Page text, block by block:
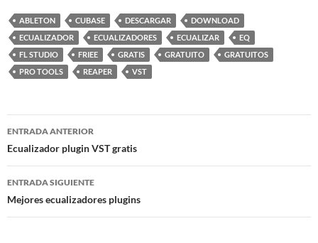
ABLETON CUBASE DESCARGAR
DOWNLOAD
ECUALIZADOR
ECUALIZADORES ECUALIZAR
EQ
FL STUDIO
FRIEE GRATIS GRATUITO
GRATUITOS
PRO TOOLS
REAPER VST
Navegación
de
entradas
ENTRADA ANTERIOR
Ecualizador plugin VST gratis
ENTRADA SIGUIENTE
Mejores ecualizadores plugins